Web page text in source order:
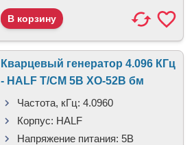
Кварцевый генератор 4.096 КГц
- HALF T/CM 5В XO-52B бм
Частота, кГц: 4.0960
Корпус: HALF
Напряжение питания: 5В